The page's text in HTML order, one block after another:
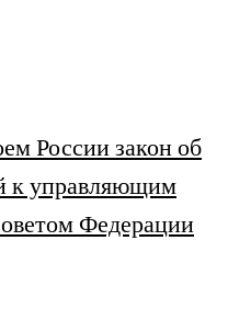
России закон об
к управляющим
Федерации